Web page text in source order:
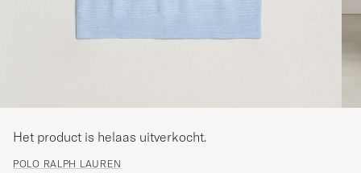
POLO RALPH LAUREN
Het product is helaas uitverkocht.